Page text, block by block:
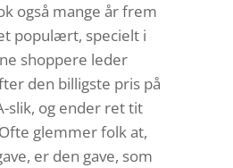
også mange år frem
populært, specielt i
shoppere leder
den billigste pris på
slik, og ender ret tit
glemmer folk at,
er den gave, som